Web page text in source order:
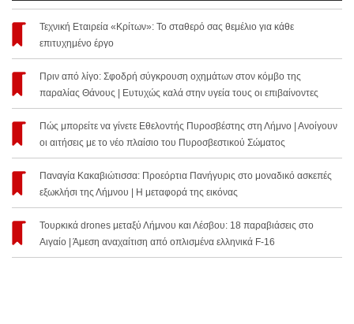
Τεχνική Εταιρεία «Κρίτων»: Το σταθερό σας θεμέλιο για κάθε
επιτυχημένο έργο
Πριν από λίγο: Σφοδρή σύγκρουση οχημάτων στον κόμβο της
παραλίας Θάνους | Ευτυχώς καλά στην υγεία τους οι επιβαίνοντες
Πώς μπορείτε να γίνετε Εθελοντής Πυροσβέστης στη Λήμνο | Ανοίγουν
οι αιτήσεις με το νέο πλαίσιο του Πυροσβεστικού Σώματος
Παναγία Κακαβιώτισσα: Προεόρτια Πανήγυρις στο μοναδικό ασκεπές
εξωκλήσι της Λήμνου | Η μεταφορά της εικόνας
Τουρκικά drones μεταξύ Λήμνου και Λέσβου: 18 παραβιάσεις στο
Αιγαίο | Άμεση αναχαίτιση από οπλισμένα ελληνικά F-16